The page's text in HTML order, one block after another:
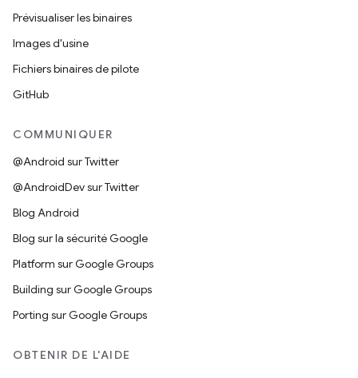
Prévisualiser les binaires
Images d'usine
Fichiers binaires de pilote
GitHub
COMMUNIQUER
@Android sur Twitter
@AndroidDev sur Twitter
Blog Android
Blog sur la sécurité Google
Platform sur Google Groups
Building sur Google Groups
Porting sur Google Groups
OBTENIR DE L'AIDE